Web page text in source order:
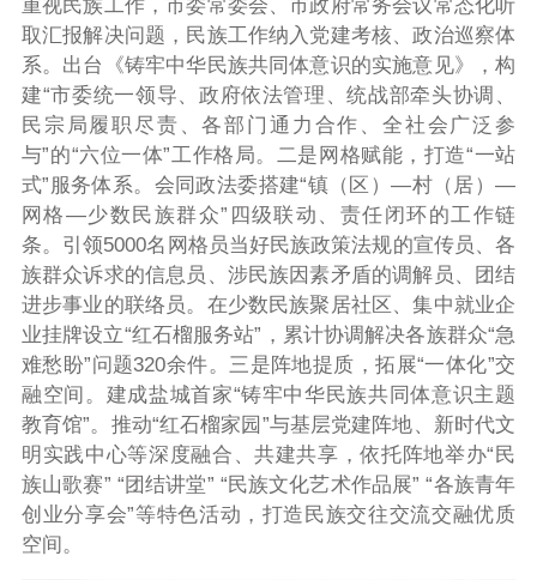
重视民族工作，市委常委会、市政府常务会议常态化听
取汇报解决问题，民族工作纳入党建考核、政治巡察体
系。出台《铸牢中华民族共同体意识的实施意见》，构
建“市委统一领导、政府依法管理、统战部牵头协调、
民宗局履职尽责、各部门通力合作、全社会广泛参
与”的“六位一体”工作格局。二是网格赋能，打造“一站
式”服务体系。会同政法委搭建“镇（区）—村（居）—
网格—少数民族群众”四级联动、责任闭环的工作链
条。引领5000名网格员当好民族政策法规的宣传员、各
族群众诉求的信息员、涉民族因素矛盾的调解员、团结
进步事业的联络员。在少数民族聚居社区、集中就业企
业挂牌设立“红石榴服务站”，累计协调解决各族群众“急
难愁盼”问题320余件。三是阵地提质，拓展“一体化”交
融空间。建成盐城首家“铸牢中华民族共同体意识主题
教育馆”。推动“红石榴家园”与基层党建阵地、新时代文
明实践中心等深度融合、共建共享，依托阵地举办“民
族山歌赛” “团结讲堂” “民族文化艺术作品展” “各族青年
创业分享会”等特色活动，打造民族交往交流交融优质
空间。